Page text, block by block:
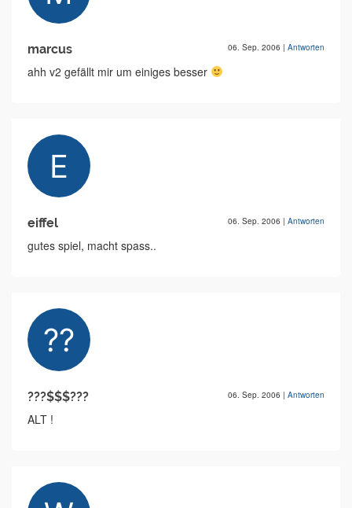
marcus 06. Sep. 2006 | Antworten
ahh v2 gefällt mir um einiges besser
eiffel 06. Sep. 2006 | Antworten
gutes spiel, macht spass..
???$$$??? 06. Sep. 2006 | Antworten
ALT !